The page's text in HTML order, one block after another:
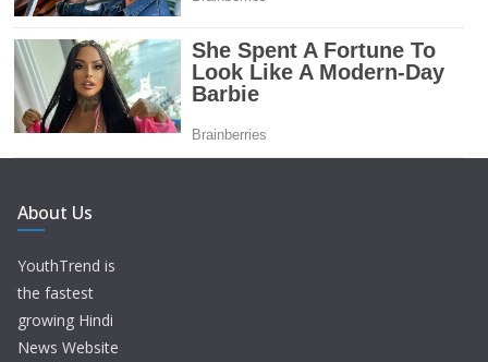
About Us
YouthTrend is
the fastest
growing Hindi
News Website